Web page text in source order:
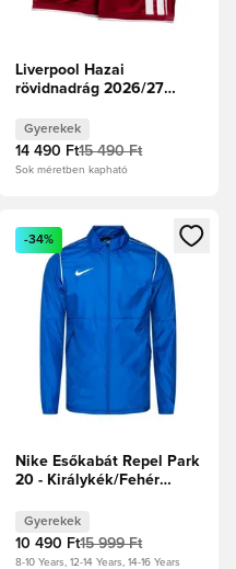
Liverpool Hazai
rövidnadrág 2026/27
Gyerekek
14 490 Ft15 490 Ft
Sok méretben kapható
vagy a tagként való
Megnyit egy modált a
-34%
Nike Esőkabát Repel Park
20 - Királykék/Fehér
Gyerekek
10 490 Ft15 999 Ft
8-10 Years, 12-14 Years, 14-16 Years